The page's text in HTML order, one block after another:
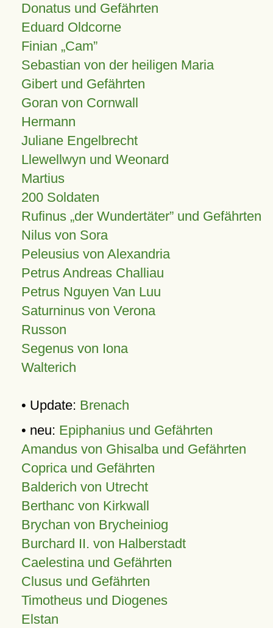
Donatus und Gefährten
Eduard Oldcorne
Finian Cam
Sebastian von der heiligen Maria
Gibert und Gefährten
Goran von Cornwall
Hermann
Juliane Engelbrecht
Llewellwyn und Weonard
Martius
200 Soldaten
Rufinus „der Wundertäter” und Gefährten
Nilus von Sora
Peleusius von Alexandria
Petrus Andreas Challiau
Petrus Nguyen Van Luu
Saturninus von Verona
Russon
Segenus von Iona
Walterich
• Update: Brenach
• neu: Epiphanius und Gefährten
Amandus von Ghisalba und Gefährten
Coprica und Gefährten
Balderich von Utrecht
Berthanc von Kirkwall
Brychan von Brycheiniog
Burchard II. von Halberstadt
Caelestina und Gefährten
Clusus und Gefährten
Timotheus und Diogenes
Elstan